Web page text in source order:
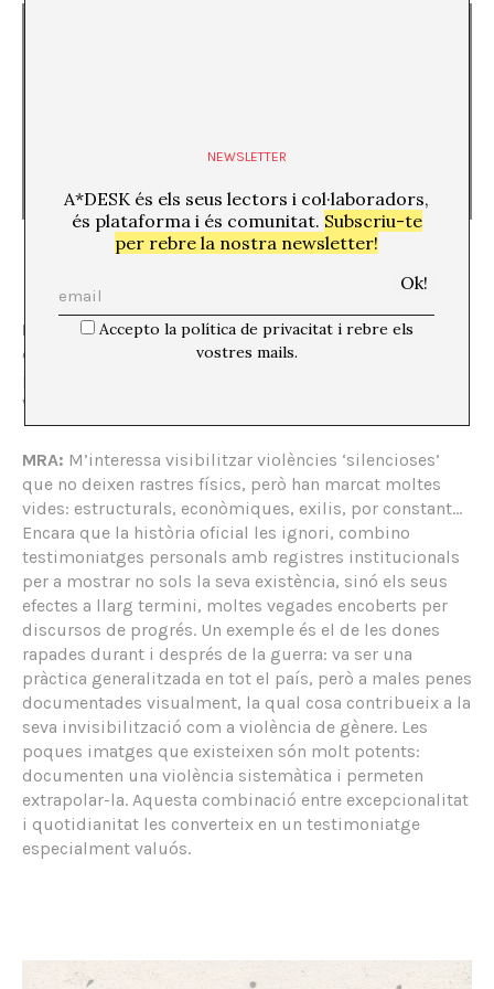
La distancia entre objeto y sujeto (nº 4, 5, 6 y 7),2024. Centro
BMR:
Més enllà dels documents, hi ha violències que no
deixen empremta material, però els efectes de les quals
persisteixen. Com abordes aquestes formes de
violència omesa? Poden els arxius evidenciar-les?
MRA: M’interessa visibilitzar violències ‘silencioses’
que no deixen rastres físics, però han marcat moltes
vides: estructurals, econòmiques, exilis, por constant…
Encara que la història oficial les ignori, combino
testimoniatges personals amb registres institucionals
per a mostrar no sols la seva existència, sinó els seus
efectes a llarg termini, moltes vegades encoberts per
discursos de progrés. Un exemple és el de les dones
rapades durant i després de la guerra: va ser una
pràctica generalitzada en tot el país, però a males penes
documentades visualment, la qual cosa contribueix a la
seva invisibilització com a violència de gènere. Les
poques imatges que existeixen són molt potents:
documenten una violència sistemàtica i permeten
extrapolar-la. Aquesta combinació entre excepcionalitat
i quotidianitat les converteix en un testimoniatge
especialment valuós.
NEWSLETTER
A*DESK és els seus lectors i col·laboradors,
és plataforma i és comunitat. Subscriu-te
per rebre la nostra newsletter!
Accepto la política de privacitat i rebre els
vostres mails.